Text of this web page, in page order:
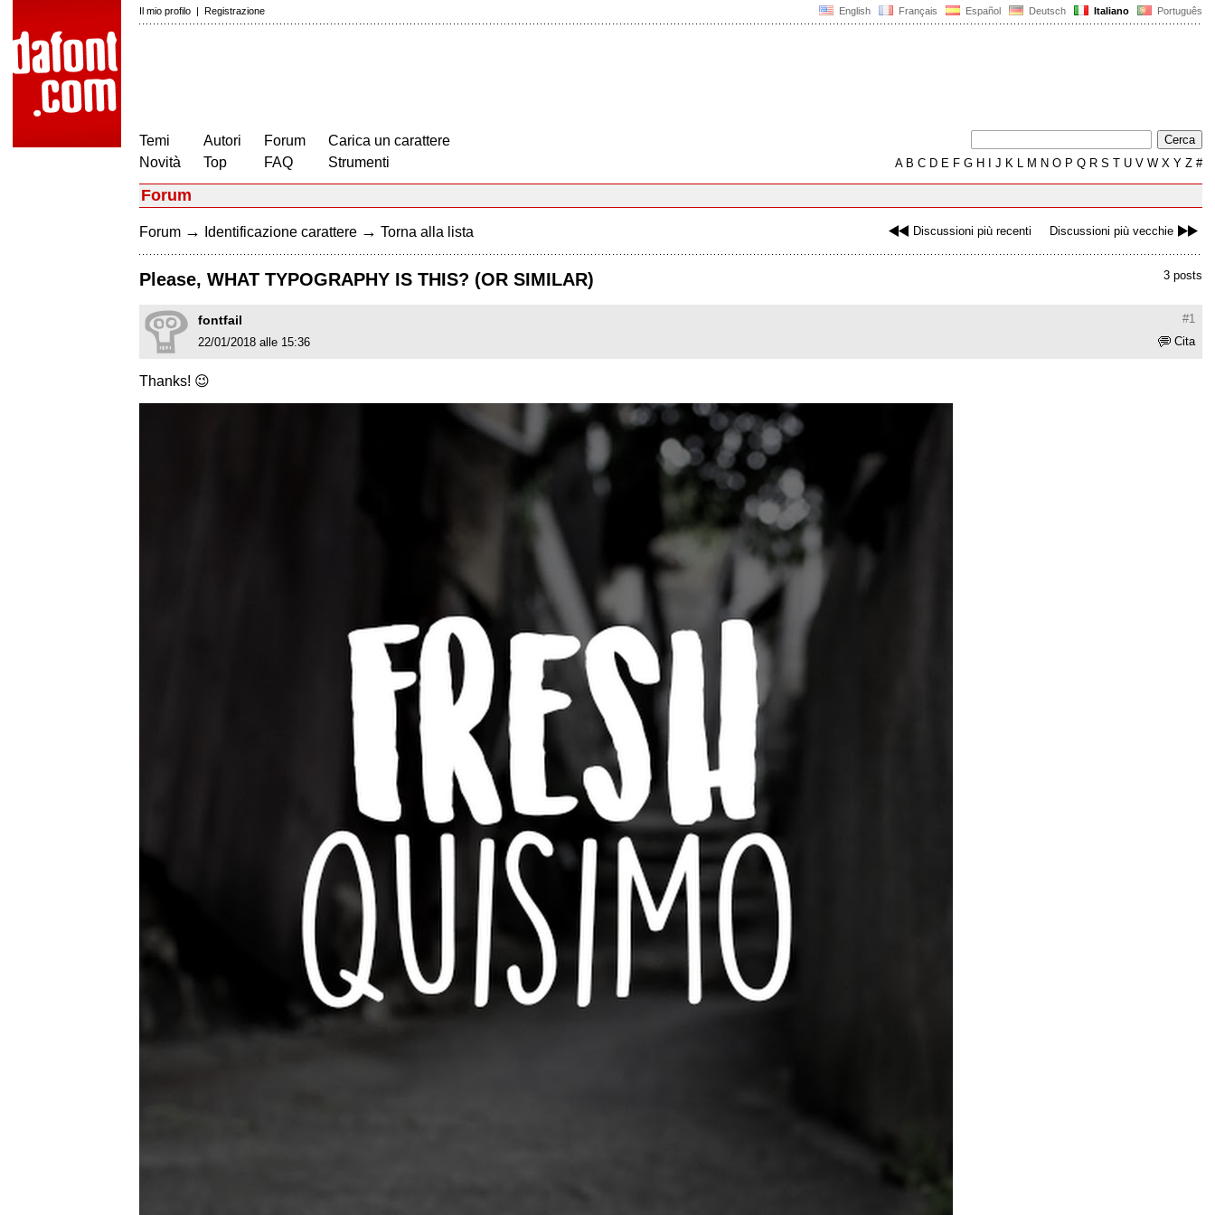
English Français Español Deutsch Italiano Português
Il mio profilo | Registrazione
Temi
Novità
Autori
Top
Forum
FAQ
Carica un carattere
Strumenti
AB C D E F G H J K L M N O P Q R S T U V W X Y Z #
Forum
Discussioni più recenti Discussioni più vecchie
Forum → Identificazione carattere → Torna alla lista
3 posts
Please, WHAT TYPOGRAPHY IS THIS? (OR SIMILAR)
#1
fontfail
Cita
22/01/2018 alle 15:36
Thanks! 😉